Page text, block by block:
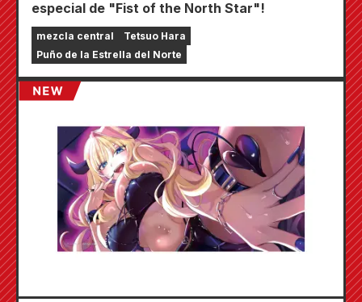
especial de "Fist of the North Star"!
mezcla central
Tetsuo Hara
Puño de la Estrella del Norte